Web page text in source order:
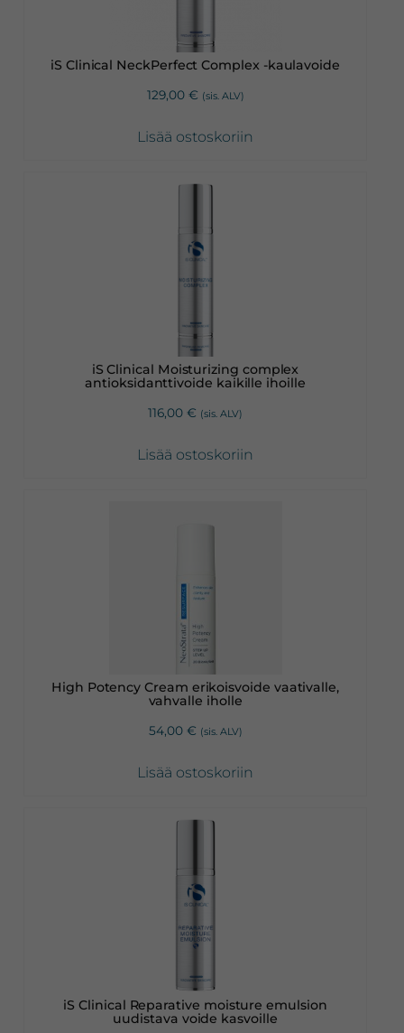
iS Clinical NeckPerfect Complex -kaulavoide
129,00 € (sis. ALV)
Lisää ostoskoriin
iS Clinical Moisturizing complex
antioksidanttivoide kaikille ihoille
116,00 € (sis. ALV)
Lisää ostoskoriin
High Potency Cream erikoisvoide vaativalle,
vahvalle iholle
54,00 € (sis. ALV)
Lisää ostoskoriin
iS Clinical Reparative moisture emulsion
uudistava voide kasvoille